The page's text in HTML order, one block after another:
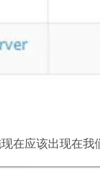
在应该出现在